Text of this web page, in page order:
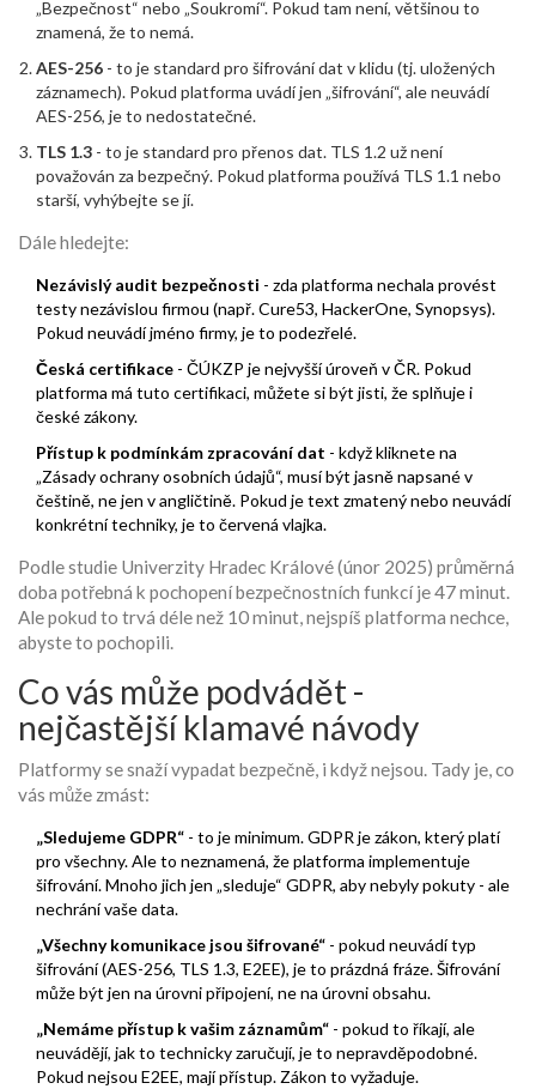
„Bezpečnost“ nebo „Soukromí“. Pokud tam není, většinou to
znamená, že to nemá.
AES-256 - to je standard pro šifrování dat v klidu (tj. uložených
záznamech). Pokud platforma uvádí jen „šifrování“, ale neuvádí
AES-256, je to nedostatečné.
TLS 1.3 - to je standard pro přenos dat. TLS 1.2 už není
považován za bezpečný. Pokud platforma používá TLS 1.1 nebo
starší, vyhýbejte se jí.
Dále hledejte:
Nezávislý audit bezpečnosti - zda platforma nechala provést
testy nezávislou firmou (např. Cure53, HackerOne, Synopsys).
Pokud neuvádí jméno firmy, je to podezřelé.
Česká certifikace - ČÚKZP je nejvyšší úroveň v ČR. Pokud
platforma má tuto certifikaci, můžete si být jisti, že splňuje i
české zákony.
Přístup k podmínkám zpracování dat - když kliknete na
„Zásady ochrany osobních údajů“, musí být jasně napsané v
češtině, ne jen v angličtině. Pokud je text zmatený nebo neuvádí
konkrétní techniky, je to červená vlajka.
Podle studie Univerzity Hradec Králové (únor 2025) průměrná
doba potřebná k pochopení bezpečnostních funkcí je 47 minut.
Ale pokud to trvá déle než 10 minut, nejspíš platforma nechce,
abyste to pochopili.
Co vás může podvádět -
nejčastější klamavé návody
Platformy se snaží vypadat bezpečně, i když nejsou. Tady je, co
vás může zmást:
„Sledujeme GDPR“ - to je minimum. GDPR je zákon, který platí
pro všechny. Ale to neznamená, že platforma implementuje
šifrování. Mnoho jich jen „sleduje“ GDPR, aby nebyly pokuty - ale
nechrání vaše data.
„Všechny komunikace jsou šifrované“ - pokud neuvádí typ
šifrování (AES-256, TLS 1.3, E2EE), je to prázdná fráze. Šifrování
může být jen na úrovni připojení, ne na úrovni obsahu.
„Nemáme přístup k vašim záznamům“ - pokud to říkají, ale
neuvádějí, jak to technicky zaručují, je to nepravděpodobné.
Pokud nejsou E2EE, mají přístup. Zákon to vyžaduje.